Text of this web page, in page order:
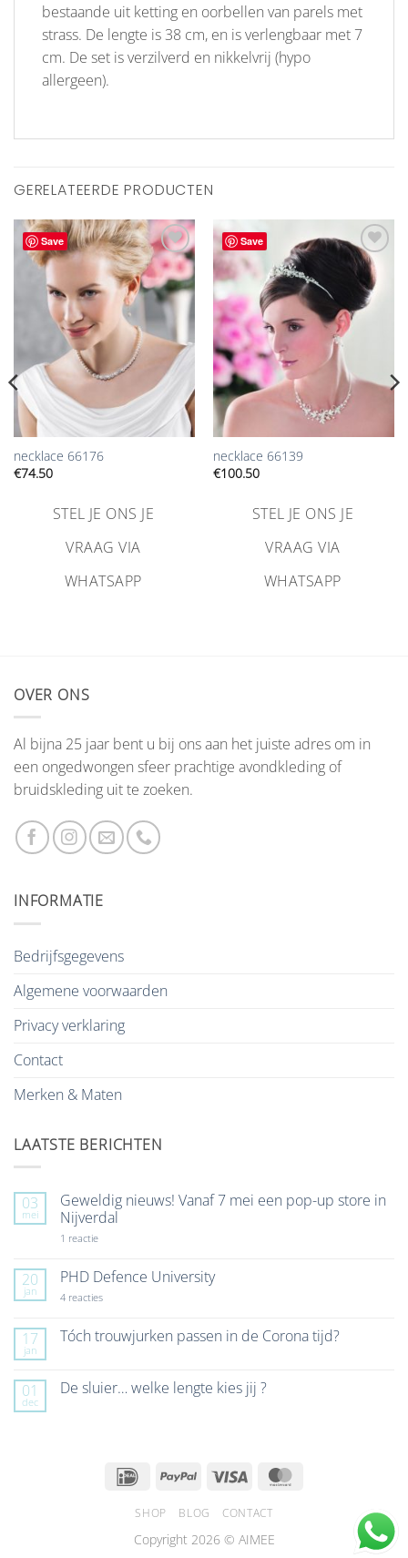
bestaande uit ketting en oorbellen van parels met
strass. De lengte is 38 cm, en is verlengbaar met 7
cm. De set is verzilverd en nikkelvrij (hypo
allergeen).
GERELATEERDE PRODUCTEN
Save
Aan
verlanglijst
toevoegen
necklace 66176
€74.50
STEL JE ONS JE
VRAAG VIA
WHATSAPP
Save
Aan
verlanglijst
toevoegen
necklace 66139
€100.50
STEL JE ONS JE
VRAAG VIA
WHATSAPP
OVER ONS
Al bijna 25 jaar bent u bij ons aan het juiste adres om in
een ongedwongen sfeer prachtige avondkleding of
bruidskleding uit te zoeken.
INFORMATIE
Bedrijfsgegevens
Algemene voorwaarden
Privacy verklaring
Contact
Merken & Maten
LAATSTE BERICHTEN
03
mei
Geweldig nieuws! Vanaf 7 mei een pop-up store in
Nijverdal
1 reactieop
Vanaf
7
mei
up
store
20
jan
PHD Defence University
4 reactiesop
University
17
jan
Tóch trouwjurken passen in de Corona tijd?
Tóch
01
dec
De sluier… welke lengte kies jij ?
IDeal PayPal Visa
SHOP BLOG CONTACT
Copyright 2026 © AIMEE